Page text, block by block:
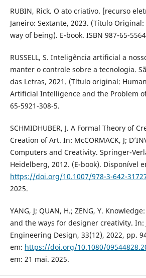
RUBIN, Rick. O ato criativo. [recurso
Janeiro: Sextante, 2023. (Título
way of being). E-book. ISBN 987-65-
RUSSELL, S. Inteligência artificial a
manter o controle sobre a tecnologia.
das Letras, 2021. (Título original:
Artificial Intelligence and the Problem
65-5921-308-5.
SCHMIDHUBER, J. A Formal Theory of
Creation of Art. In: McCORMACK, J;
Computers and Creativity. Springer-
Heidelberg, 2012. (E-book). Disponível
https://doi.org/10.1007/978-3-642-
2025.
YANG, J; QUAN, H.; ZENG, Y.
and the ways for designer creativity. In:
Engineering Design, 33(12), 2022, pp.
em: https://doi.org/10.1080/
em: 21 mai. 2025.